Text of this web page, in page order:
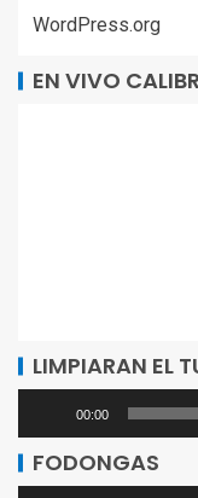
WordPress.org
EN VIVO
LIMPIARAN EL
Reproductor
de
audio
00:00
FODONGAS